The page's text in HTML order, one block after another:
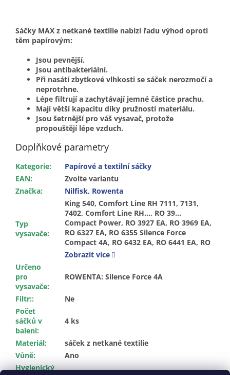
Sáčky MAX z netkané textilie nabízí řadu výhod oproti
těm papírovým:
Jsou pevnější.
Jsou antibakteriální.
Při nasátí zbytkové vlhkosti se sáček nerozmočí a
neprotrhne.
Lépe filtrují a zachytávají jemné částice prachu.
Mají větší kapacitu díky pružnosti materiálu.
Jsou šetrnější pro váš vysavač, protože
propouštějí lépe vzduch.
Doplňkové parametry
Kategorie:
Papírové a textilní sáčky
EAN:
Zvolte variantu
Značka: Nilfisk, Rowenta
Typ
vysavače:
King 540, Comfort Line RH 7111, 7131,
7402, Comfort Line RH…, RO 39…
Compact Power, RO 3927 EA, RO 3969 EA,
RO 6327 EA, RO 6355 Silence Force
Compact 4A, RO 6432 EA, RO 6441 EA, RO
6441 OA, RO 6443 EA, RO 6451 EA, RO
6831 EA, RO 6886 EA, Silence Force 4A,
Silence Force Extreme 4A Animal Care RO
Animal Care RO 6477 EA, Silence Force
Gr. ZR 200540
Zobrazit více
Určeno
pro
vysavače:
ROWENTA: Silence Force 4A
Filtr::
Ne
Počet
sáčků v
balení:
4 ks
Materiál:
sáček z netkané textilie
Vůně:
Ano
Hygienický
Ano